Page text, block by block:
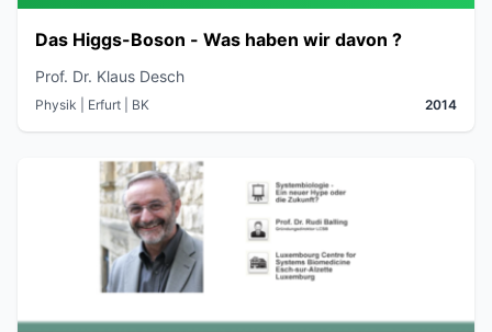
Das Higgs-Boson - Was haben wir davon ?
Prof. Dr. Klaus Desch
Physik | Erfurt | BK 2014